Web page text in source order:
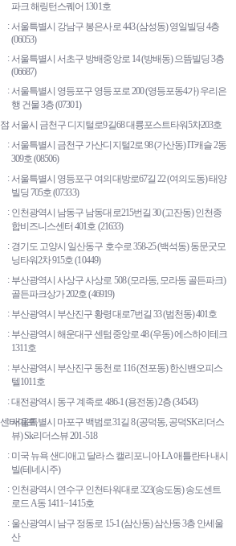
파크 해링턴스퀘어 1301호
서울특별시 강남구 봉은사로 443 (삼성동) 영일빌딩 4층
(06053)
서울특별시 서초구 방배중앙로 14 (방배동) 으뜸빌딩 3층
(06687)
서울특별시 영등포구 영등포로 200 (영등포동4가) 우리은
행 건물 3층 (07301)
서울시 금천구 디지털로9길68 대륭포스트타워5차203호
서울특별시 금천구 가산디지털2로 98 (가산동) IT캐슬 2동
309호 (08506)
서울특별시 영등포구 여의대방로67길 22 (여의도동) 태양
빌딩 705호 (07333)
인천광역시 남동구 남동대로215번길 30 (고잔동) 인천종
합비즈니스센터 401호 (21633)
경기도 고양시 일산동구 호수로 358-25 (백석동) 동문굿모
닝타워2차 915호 (10449)
부산광역시 사상구 사상로 508 (모라동, 모라동 골든파크)
골든파크상가 202호 (46919)
부산광역시 부산진구 황령대로7번길 33 (범천동) 401호
부산광역시 해운대구 센텀중앙로 48 (우동) 에스하이테크
1311호
부산광역시 부산진구 동천로 116 (전포동) 한신밴오피스
텔1011호
대전광역시 동구 계족로 486-1 (용전동) 2층 (34543)
타마포
서울특별시 마포구 백범로31길 8 (공덕동, 공덕SK리더스
뷰) Sk리더스뷰 201-518
미국 뉴욕 샌디애고 달라스 캘리포니아 LA 애틀란타 내시
빌(테네시주)
인천광역시 연수구 인천타워대로 323(송도동) 송도센트
로드 A동 1411~1415호
울산광역시 남구 정동로 15-1 (삼산동) 삼산동 3층 안세울
산